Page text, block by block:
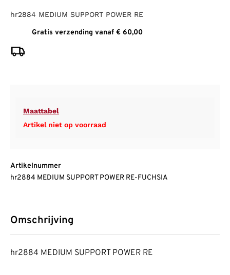
hr2884 MEDIUM SUPPORT POWER RE
Gratis verzending vanaf € 60,00
Maattabel
Artikel niet op voorraad
Artikelnummer
hr2884 MEDIUM SUPPORT POWER RE-FUCHSIA
Omschrijving
hr2884 MEDIUM SUPPORT POWER RE